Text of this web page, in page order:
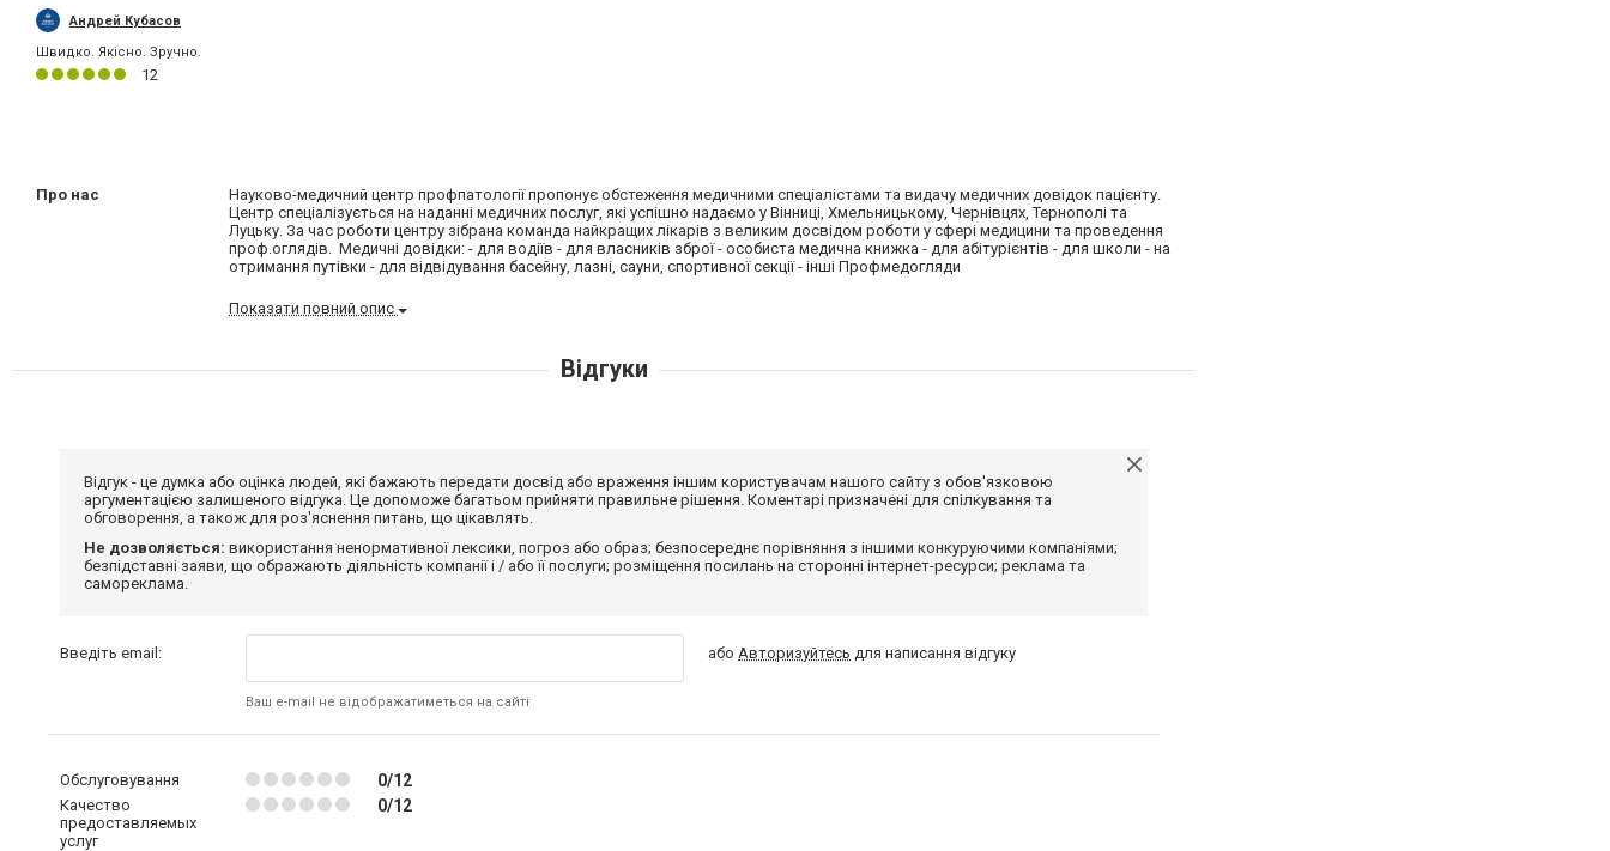
Андрей Кубасов
Швидко. Якісно. Зручно.
12
Про нас
Науково-медичний центр профпатології пропонує обстеження медичними спеціалістами та видачу медичних довідок пацієнту.
Центр спеціалізується на наданні медичних послуг, які успішно надаємо у Вінниці, Хмельницькому, Чернівцях, Тернополі та
Луцьку. За час роботи центру зібрана команда найкращих лікарів з великим досвідом роботи у сфері медицини та проведення
проф.оглядів. Медичні довідки: - для водіїв - для власників зброї - особиста медична книжка - для абітурієнтів - для школи - на
отримання путівки - для відвідування басейну, лазні, сауни, спортивної секції - інші Профмедогляди
Показати повний опис
Відгуки
Відгук - це думка або оцінка людей, які бажають передати досвід або враження іншим користувачам нашого сайту з обов'язковою
аргументацією залишеного відгука. Це допоможе багатьом прийняти правильне рішення. Коментарі призначені для спілкування та
обговорення, а також для роз'яснення питань, що цікавлять.
Не дозволяється: використання ненормативної лексики, погроз або образ; безпосереднє порівняння з іншими конкуруючими компаніями;
безпідставні заяви, що ображають діяльність компанії і / або її послуги; розміщення посилань на сторонні інтернет-ресурси; реклама та
самореклама.
Введіть email:
Ваш e-mail не відображатиметься на сайті
або Авторизуйтесь для написання відгуку
Обслуговування 0/12
Качество
предоставляемых
услуг
0/12